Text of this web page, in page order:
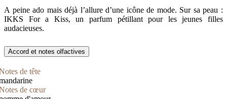
A peine ado mais déjà l’allure d’une icône de mode. Sur sa peau :
IKKS For a Kiss, un parfum pétillant pour les jeunes filles
audacieuses.
Accord et notes olfactives
de tête
de cœur